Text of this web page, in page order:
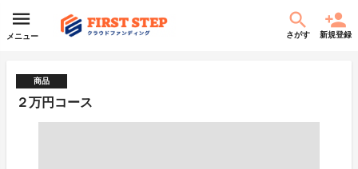
メニュー さがす 新規登録
商品
２万円コース